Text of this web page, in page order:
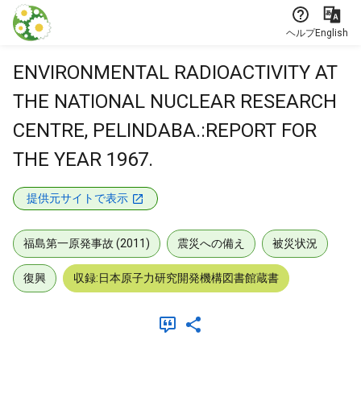
本文に飛ぶ
ヘルプEnglish
ENVIRONMENTAL RADIOACTIVITY AT
THE NATIONAL NUCLEAR RESEARCH
CENTRE, PELINDABA.:REPORT FOR
THE YEAR 1967.
提供元サイトで表示
福島第一原発事故 (2011) 震災への備え 被災状況
復興 収録:日本原子力研究開発機構図書館蔵書